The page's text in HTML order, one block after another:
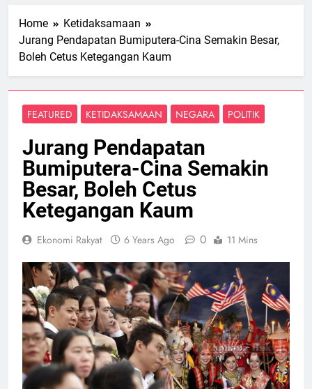
Home
Ketidaksamaan
Jurang Pendapatan Bumiputera-Cina Semakin Besar,
Boleh Cetus Ketegangan Kaum
FEATURED KETIDAKSAMAAN NEGARA POLITIK
Jurang Pendapatan
Bumiputera-Cina Semakin
Besar, Boleh Cetus
Ketegangan Kaum
Ekonomi Rakyat 6 Years Ago 0 11 Mins